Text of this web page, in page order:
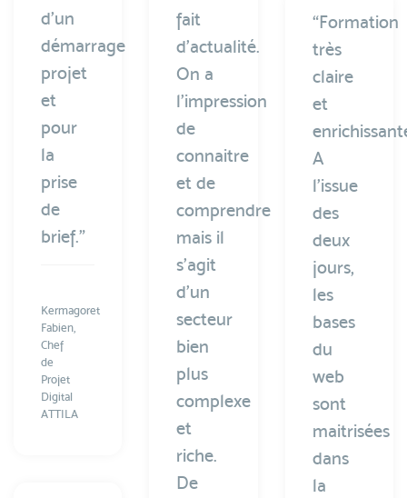
d’un
démarrage
projet
et
pour
la
prise
de
brief.”
Kermagoret
Fabien,
Chef
de
Projet
Digital
ATTILA
fait
d’actualité.
On a
l’impression
de
connaitre
et de
comprendre
mais il
s’agit
d’un
secteur
bien
plus
complexe
et
riche.
De
“Formation
très
claire
et
A
l’issue
des
deux
jours,
les
bases
du
web
sont
maitrisées
dans
la